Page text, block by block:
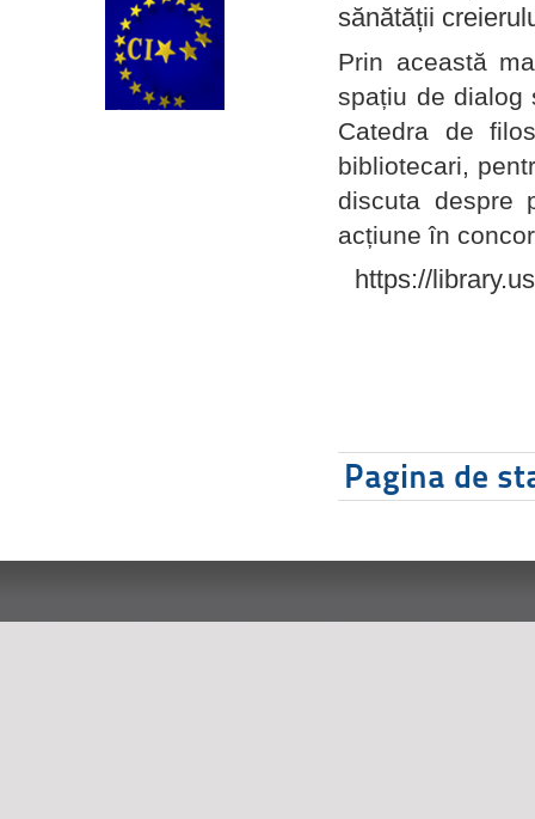
sănătății
Prin această
spațiu de dialog
Catedra de
bibliotecari,
discuta despre
acțiune în
https://
Pagina de